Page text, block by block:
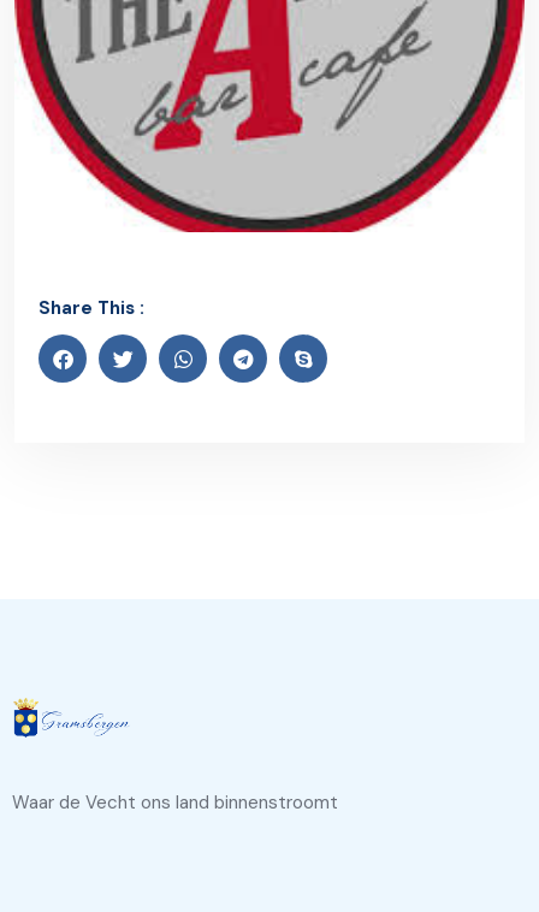
Share This :
Waar de Vecht ons land binnenstroomt